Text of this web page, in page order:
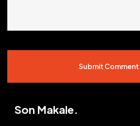
Submit Comment
Son Makale.